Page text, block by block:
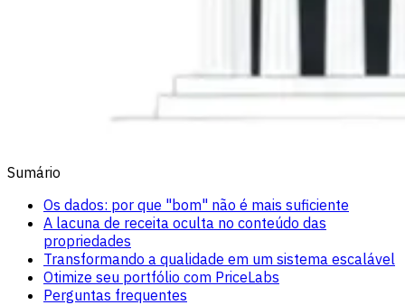
Sumário
Os dados: por que "bom" não é mais suficiente
A lacuna de receita oculta no conteúdo das
propriedades
Transformando a qualidade em um sistema escalável
Otimize seu portfólio com PriceLabs
Perguntas frequentes